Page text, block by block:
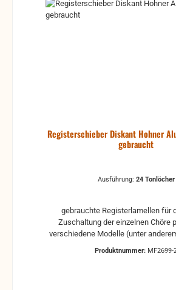
Registerschieber Diskant Hohner
gebraucht
Ausführung: 24 Tonlöcher
gebrauchte Registerlamellen für
Zuschaltung der einzelnen Chöre passend für
verschiedene Modelle (unter anderem
Produktnummer: MF2699-